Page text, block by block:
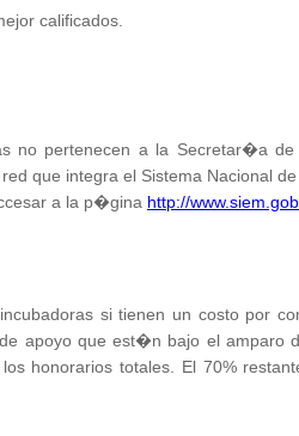
calificados.
no pertenecen a la Secretar�a
que integra el Sistema Nacional
a la p�gina http://
si tienen un costo por
apoyo que est�n bajo el
honorarios totales. El 70%